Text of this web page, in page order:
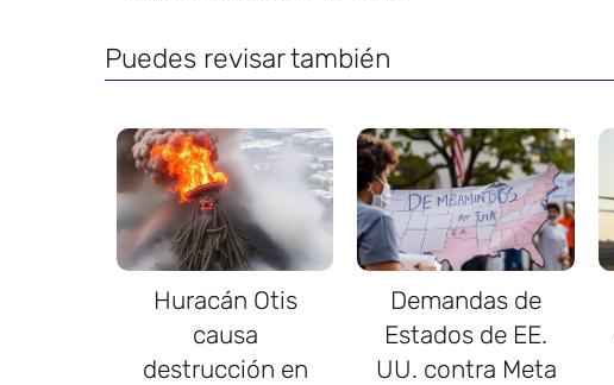
Puedes revisar también
Huracán Otis
causa
destrucción en
Demandas de
Estados de EE.
UU. contra Meta